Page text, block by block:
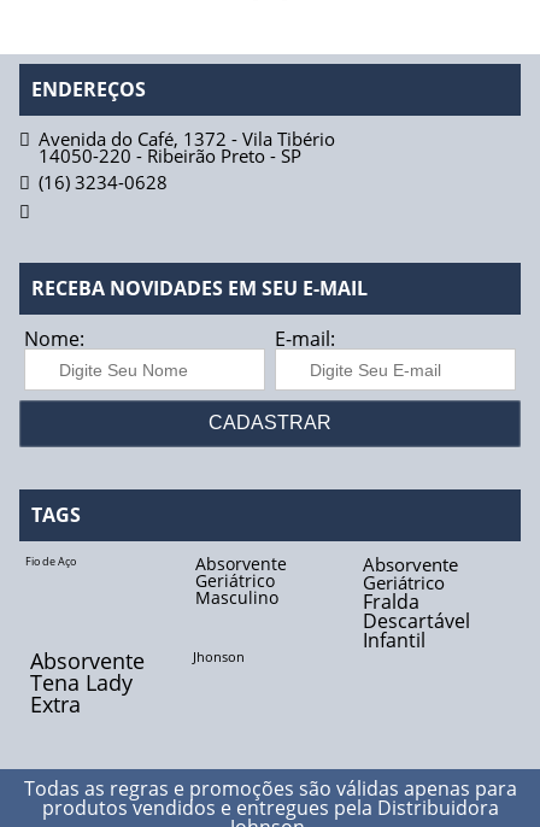
ENDEREÇOS
Avenida do Café, 1372 - Vila Tibério
14050-220 - Ribeirão Preto -SP
(16) 3234-0628
RECEBA NOVIDADES EM SEU E-MAIL
Nome:
E-mail:
TAGS
Fio de Aço Absorvente
Geriátrico
Masculino
Absorvente
Geriátrico
Fralda
Descartável
Infantil
Absorvente
Tena Lady
Extra
Jhonson
Todas as regras e promoções são válidas apenas para
produtos vendidos e entregues pela Distribuidora